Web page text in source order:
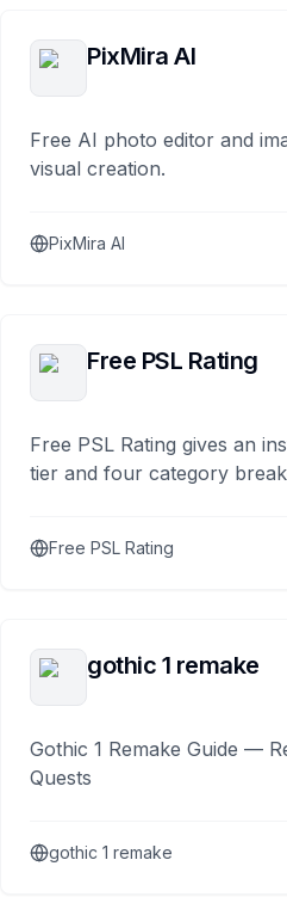
PixMira AI
Free AI photo editor and
visual creation.
PixMira AI
Free PSL Rating
Free PSL Rating gives an
tier and four category
Free PSL Rating
gothic 1 remake
Gothic 1 Remake Guide —
Quests
gothic 1 remake